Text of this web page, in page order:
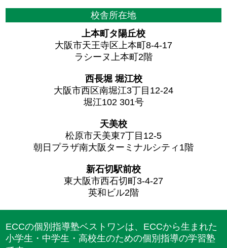
校舎所在地
上本町タ陽丘校
大阪市天王寺区上本町8-4-17
ラシーヌ上本町2階
西長堀 堀江校
大阪市西区南堀江3丁目12-24
堀江102 301号
天美校
松原市天美東7丁目12-5
朝日プラザ南大阪ターミナルシティ1階
新石切駅前校
東大阪市西石切町3-4-27
英和ビル2階
ECCの個別指導塾ベストワンは、ECCから生まれた
小学生・中学生・高校生のための個別指導の学習塾